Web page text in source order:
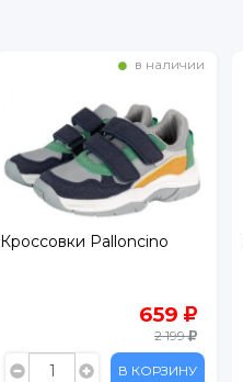
в наличии
Кроссовки Palloncino
659
2 199
В КОРЗИНУ